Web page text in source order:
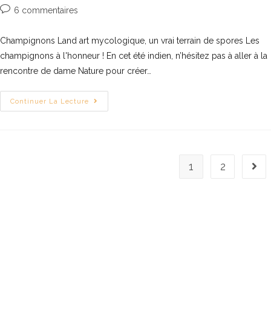
6 commentaires
Champignons Land art mycologique, un vrai terrain de spores Les
champignons à l'honneur ! En cet été indien, n’hésitez pas à aller à la
rencontre de dame Nature pour créer…
Continuer La Lecture
1 2